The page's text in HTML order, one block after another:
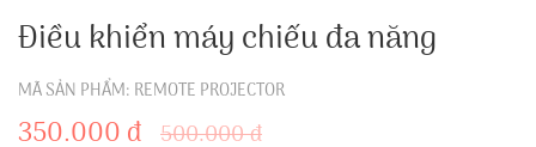
Điều khiển máy chiếu đa năng
MÃ SẢN PHẨM: REMOTE PROJECTOR
350.000 đ 500.000 đ